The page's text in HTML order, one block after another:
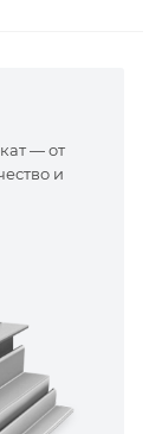
— от
и